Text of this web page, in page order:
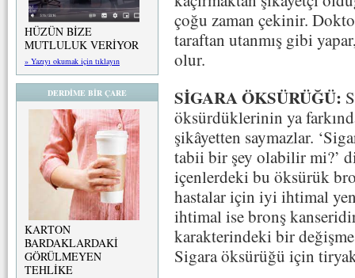
HÜZÜN BİZE
MUTLULUK VERİYOR
» Yazıyı okumak için tıklayın
DERDİME BİR ÇARE
KARTON
BARDAKLARDAKİ
GÖRÜLMEYEN
TEHLİKE
çoğu zaman çekinir.
taraftan utanmış gibi
olur.
SİGARA ÖKSÜRÜĞÜ:
öksürdüklerinin ya
şikâyetten saymazlar.
tabii bir şey olabilir mi?’
içenlerdeki bu öksürük
hastalar için iyi ihtimal
ihtimal ise bronş
karakterindeki bir
Sigara öksürüğü için